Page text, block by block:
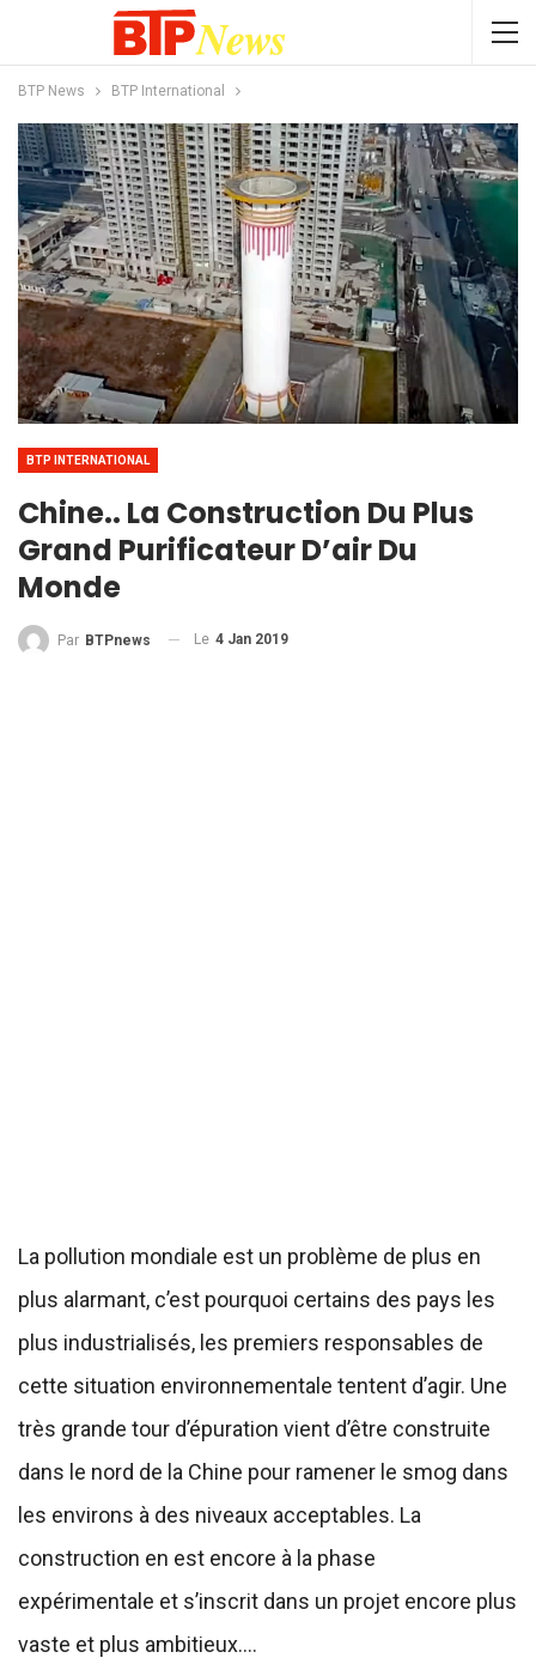
BTP News BTP International
BTP INTERNATIONAL
Chine.. La Construction Du Plus
Grand Purificateur D’air Du
Monde
Par BTPnews Le 4 Jan 2019
La pollution mondiale est un problème de plus en
plus alarmant, c’est pourquoi certains des pays les
plus industrialisés, les premiers responsables de
cette situation environnementale tentent d’agir. Une
très grande tour d’épuration vient d’être construite
dans le nord de la Chine pour ramener le smog dans
les environs à des niveaux acceptables. La
construction en est encore à la phase
expérimentale et s’inscrit dans un projet encore plus
vaste et plus ambitieux….